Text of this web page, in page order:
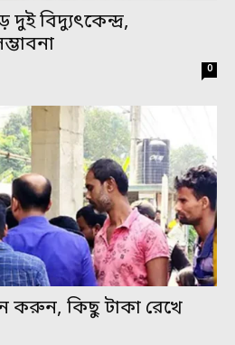
বিদ্যুৎকেন্দ্র,
0
করুন, কিছু টাকা রেখে